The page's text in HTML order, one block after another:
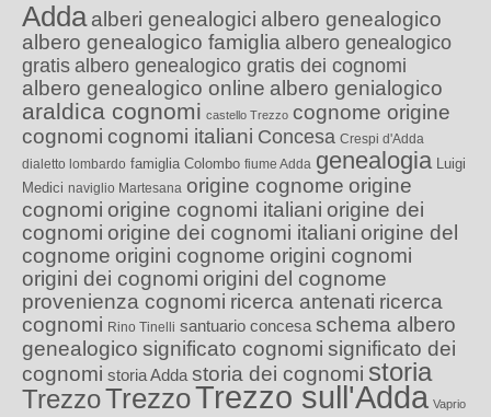
Adda alberi genealogici albero genealogico
albero genealogico famiglia albero genealogico
gratis albero genealogico gratis dei cognomi
albero genealogico online albero genialogico
araldica cognomi castello Trezzo cognome origine
cognomi cognomi italiani Concesa Crespi d'Adda
dialetto lombardo famiglia Colombo fiume Adda genealogia Luigi
Medici naviglio Martesana origine cognome origine
cognomi origine cognomi italiani origine dei
cognomi origine dei cognomi italiani origine del
cognome origini cognome origini cognomi
origini dei cognomi origini del cognome
provenienza cognomi ricerca antenati ricerca
cognomi Rino Tinelli santuario concesa schema albero
genealogico significato cognomi significato dei
cognomi storia Adda storia dei cognomi storia
TrezzoTrezzoTrezzo sull'Adda Vaprio